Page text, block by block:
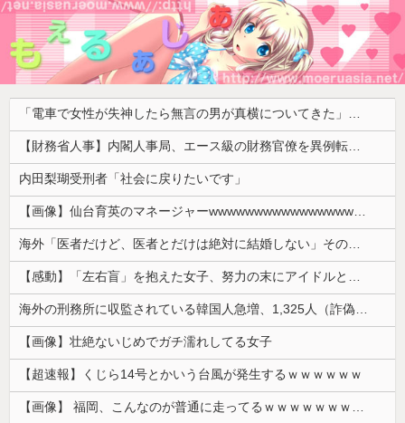
「電車で女性が失神したら無言の男が真横についてきた」とタレントが主張、虚言疑惑が出ると「その男の垢を発見した」と追加主張するも……
【財務省人事】内閣人事局、エース級の財務官僚を異例転出 官邸幹部「協力的でなかった」※岸田首相（当時）の秘書官などを歴任 、岸田首相の後輩
内田梨瑚受刑者「社会に戻りたいです」
【画像】仙台育英のマネージャーwwwwwwwwwwwwwwwwwww
海外「医者だけど、医者とだけは絶対に結婚しない」その理由が想像と全然違った…
【感動】「左右盲」を抱えた女子、努力の末にアイドルとしてデビューするｗｗｗｗ
海外の刑務所に収監されている韓国人急増、1,325人（詐偽が4分の1） 日本には254人
【画像】壮絶ないじめでガチ濡れしてる女子
【超速報】くじら14号とかいう台風が発生するｗｗｗｗｗｗ
【画像】 福岡、こんなのが普通に走ってるｗｗｗｗｗｗｗｗｗｗｗｗｗｗｗｗ